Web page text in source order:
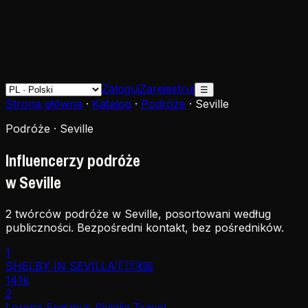
ZalogujZarejestruj ☰
Strona główna · Katalog · Podróże · Seville
Podróże · Seville
Influencerzy podróże
w Seville
2 twórców podróże w Seville, posortowani według
publiczności. Bezpośredni kontakt, bez pośredników.
1
SHELBY IN SEVILLA🇪🇸💃🏼
141k
2